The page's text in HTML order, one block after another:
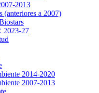
2013
(anteriores a 2007)
27
2014-2020
2007-2013